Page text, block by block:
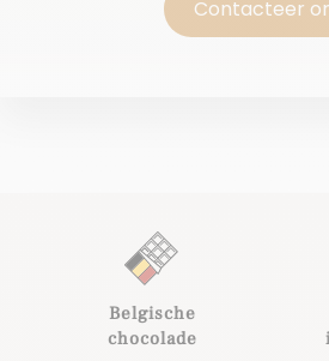
Contacteer
Belgische
chocolade